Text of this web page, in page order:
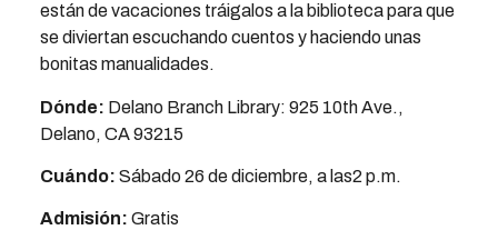
están de vacaciones tráigalos a la biblioteca para que
se diviertan escuchando cuentos y haciendo unas
bonitas manualidades.
Dónde: Delano Branch Library: 925 10th Ave.,
Delano, CA 93215
Cuándo: Sábado 26 de diciembre, a las2 p.m.
Admisión: Gratis